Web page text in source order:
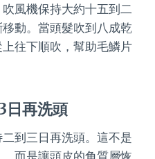
風機保持大約十五到二
動。當頭髮吹到八成乾
往下順吹，幫助毛鱗片
日再洗頭
到三日再洗頭。這不是